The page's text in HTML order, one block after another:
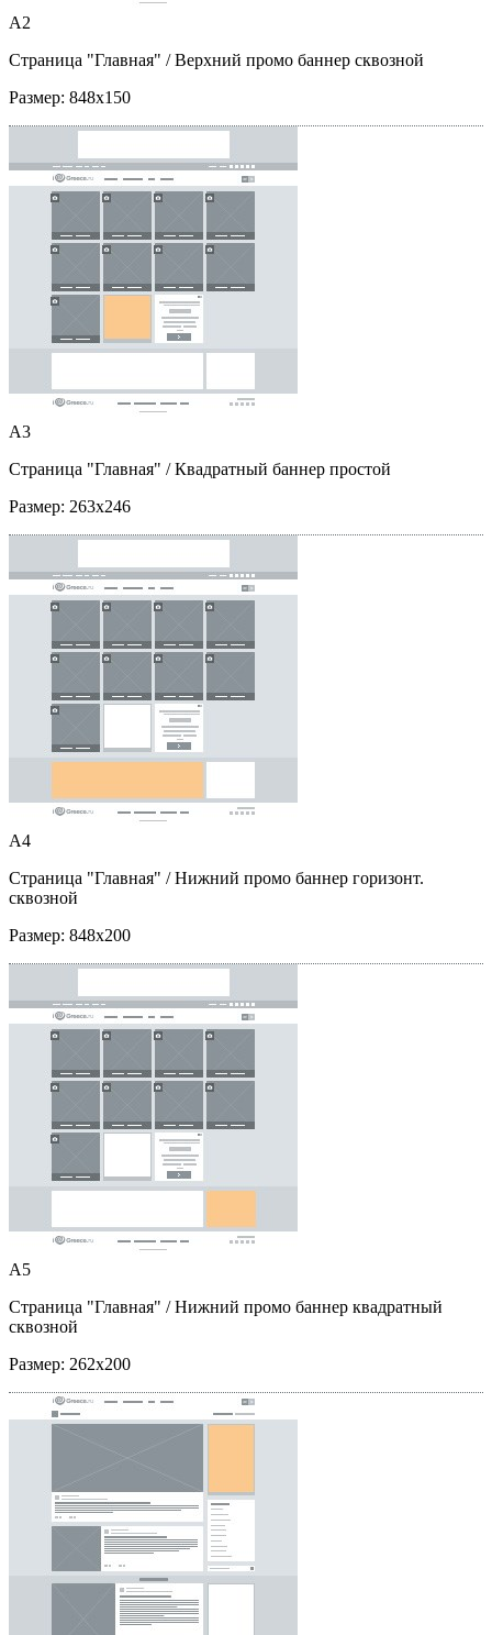
A2
Страница "Главная" / Верхний промо баннер сквозной
Размер: 848x150
A3
Страница "Главная" / Квадратный баннер простой
Размер: 263x246
A4
Страница "Главная" / Нижний промо баннер горизонт.
сквозной
Размер: 848x200
A5
Страница "Главная" / Нижний промо баннер квадратный
сквозной
Размер: 262x200